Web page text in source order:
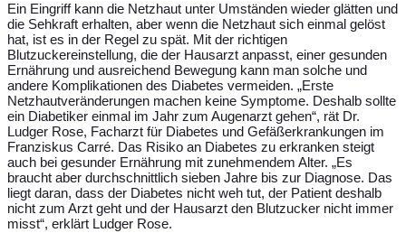
Ein Eingriff kann die Netzhaut unter Umständen wieder glätten und
die Sehkraft erhalten, aber wenn die Netzhaut sich einmal gelöst
hat, ist es in der Regel zu spät. Mit der richtigen
Blutzuckereinstellung, die der Hausarzt anpasst, einer gesunden
Ernährung und ausreichend Bewegung kann man solche und
andere Komplikationen des Diabetes vermeiden. „Erste
Netzhautveränderungen machen keine Symptome. Deshalb sollte
ein Diabetiker einmal im Jahr zum Augenarzt gehen“, rät Dr.
Ludger Rose, Facharzt für Diabetes und Gefäßerkrankungen im
Franziskus Carré. Das Risiko an Diabetes zu erkranken steigt
auch bei gesunder Ernährung mit zunehmendem Alter. „Es
braucht aber durchschnittlich sieben Jahre bis zur Diagnose. Das
liegt daran, dass der Diabetes nicht weh tut, der Patient deshalb
nicht zum Arzt geht und der Hausarzt den Blutzucker nicht immer
misst“, erklärt Ludger Rose.